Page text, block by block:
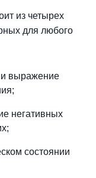
из четырех
для любого
выражение
негативных
состоянии